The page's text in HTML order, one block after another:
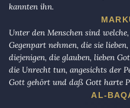
kannten ihn.
Unter den Menschen sind
Gegenpart nehmen, die sie
diejenigen, die glauben, lieben
die Unrecht tun, angesichts der
Gott gehört und daß Gott harte
AL-